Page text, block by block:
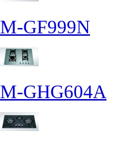
M-GF999N
M-GHG604A